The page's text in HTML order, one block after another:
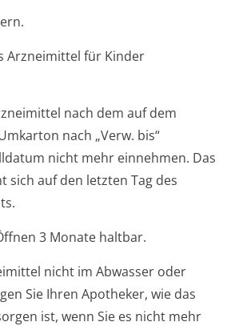
Arzneimittel für Kinder
nach dem auf dem
nach „Verw. bis“
nicht mehr einnehmen. Das
sich auf den letzten Tag des
3 Monate haltbar.
nicht im Abwasser oder
Sie Ihren Apotheker, wie das
ist, wenn Sie es nicht mehr